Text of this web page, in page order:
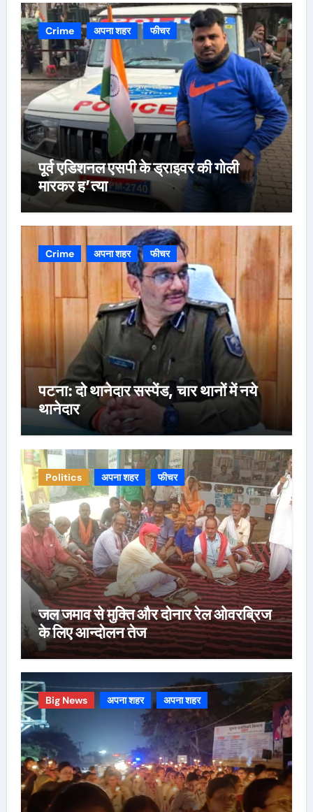
Crime अपना शहर फीचर
पूर्व एडिशनल एसपी के ड्राइवर की गोली
मारकर ह’त्या
Crime अपना शहर फीचर
पटना: दो थानेदार सस्पेंड, चार थानों में नये
थानेदार
Politics अपना शहर फीचर
जल जमाव से मुक्ति और दोनार रेल ओवरब्रिज
के लिए आन्दोलन तेज
Big News अपना शहर अपना शहर